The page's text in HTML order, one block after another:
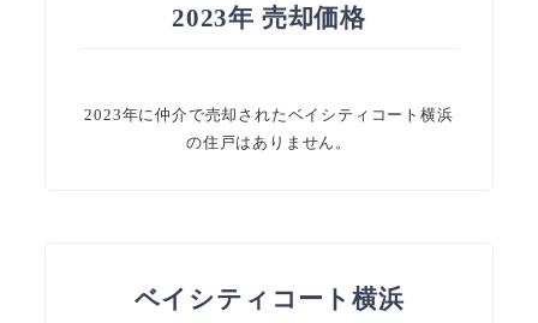
2023年 売却価格
2023年に仲介で売却されたベイシティコート横浜
の住戸はありません。
ベイシティコート横浜